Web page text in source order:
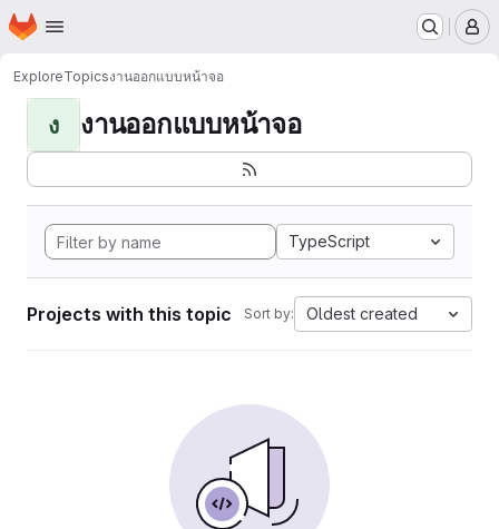
Skip to main content
Homepage
ExploreTopicsงานออกแบบหน้าจอ
ง งานออกแบบหน้าจอ
TypeScript
Projects with this topic Sort by: Oldest created